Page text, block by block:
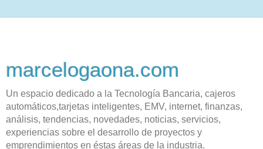
marcelogaona.com
Un espacio dedicado a la Tecnología Bancaria, cajeros
automáticos,tarjetas inteligentes, EMV, internet, finanzas,
análisis, tendencias, novedades, noticias, servicios,
experiencias sobre el desarrollo de proyectos y
emprendimientos en éstas áreas de la industria.